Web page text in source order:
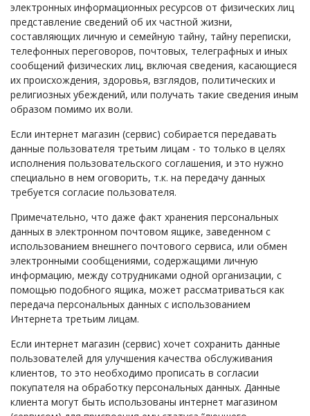
электронных информационных ресурсов от физических лиц
представление сведений об их частной жизни,
составляющих личную и семейную тайну, тайну переписки,
телефонных переговоров, почтовых, телеграфных и иных
сообщений физических лиц, включая сведения, касающиеся
их происхождения, здоровья, взглядов, политических и
религиозных убеждений, или получать такие сведения иным
образом помимо их воли.
Если интернет магазин (сервис) собирается передавать
данные пользователя третьим лицам - то только в целях
исполнения пользовательского соглашения, и это нужно
специально в нем оговорить, т.к. на передачу данных
требуется согласие пользователя.
Примечательно, что даже факт хранения персональных
данных в электронном почтовом ящике, заведенном с
использованием внешнего почтового сервиса, или обмен
электронными сообщениями, содержащими личную
информацию, между сотрудниками одной организации, с
помощью подобного ящика, может рассматриваться как
передача персональных данных с использованием
Интернета третьим лицам.
Если интернет магазин (сервис) хочет сохранить данные
пользователей для улучшения качества обслуживания
клиентов, то это необходимо прописать в согласии
покупателя на обработку персональных данных. Данные
клиента могут быть использованы интернет магазином